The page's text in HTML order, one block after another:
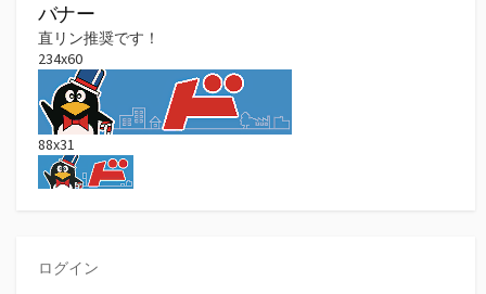
バナー
直リン推奨です！
234x60
88x31
ログイン